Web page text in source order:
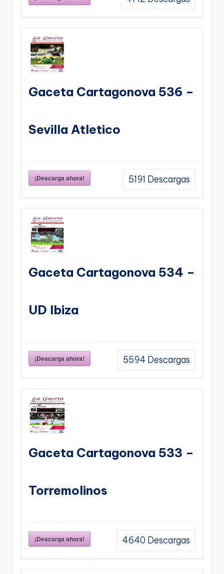
Gaceta Cartagonova 536 –
Sevilla Atletico
¡Descarga ahora! 5191 Descargas
Gaceta Cartagonova 534 –
UD Ibiza
¡Descarga ahora! 5594 Descargas
Gaceta Cartagonova 533 –
Torremolinos
¡Descarga ahora! 4640 Descargas